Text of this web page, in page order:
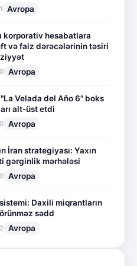
Avropa
korporativ hesabatlara
və faiz dərəcələrinin təsiri
Avropa
Velada del Año 6" boks
alt-üst etdi
Avropa
İran strategiyası: Yaxın
gərginlik mərhələsi
Avropa
Daxili miqrantların
sədd
Avropa